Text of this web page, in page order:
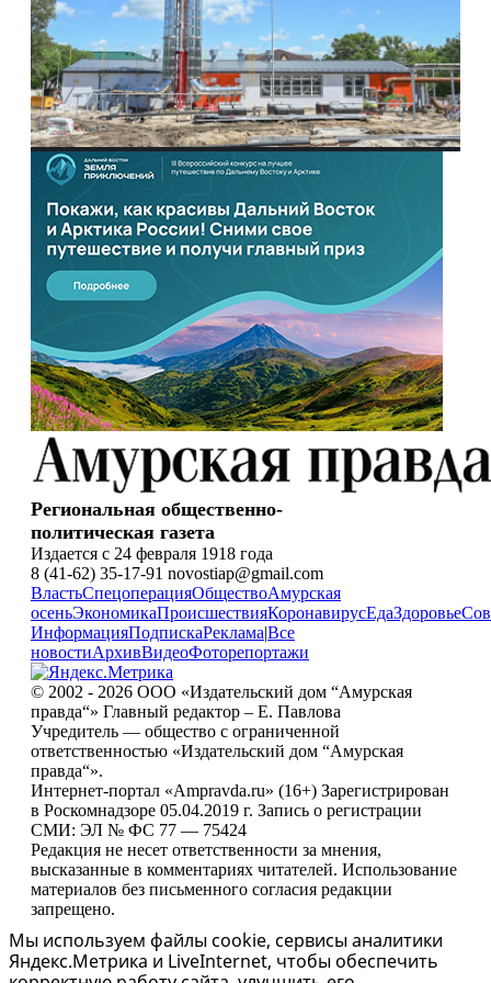
Региональная общественно-
политическая газета
Издается с 24 февраля 1918 года
8 (41-62) 35-17-91 novostiap@gmail.com
ВластьСпецоперацияОбществоАмурская
осеньЭкономикаПроисшествияКоронавирусЕдаЗдоровье
ИнформацияПодпискаРеклама|Все
новостиАрхивВидеоФоторепортажи
© 2002 - 2026 ООО «Издательский дом “Амурская
правда“» Главный редактор – Е. Павлова
Учредитель — общество с ограниченной
ответственностью «Издательский дом “Амурская
правда“».
Интернет-портал «Ampravda.ru» (16+) Зарегистрирован
в Роскомнадзоре 05.04.2019 г. Запись о регистрации
СМИ: ЭЛ № ФС 77 — 75424
Редакция не несет ответственности за мнения,
высказанные в комментариях читателей. Использование
материалов без письменного согласия редакции
запрещено.
Мы используем файлы cookie, сервисы аналитики
Яндекс.Метрика и LiveInternet, чтобы обеспечить